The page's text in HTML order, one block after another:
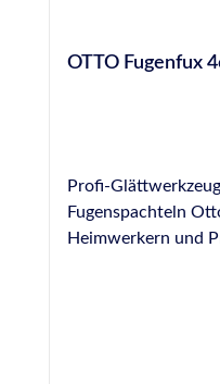
OTTO Fugenfux
Profi-
Fugenspachteln
Heimwerkern und